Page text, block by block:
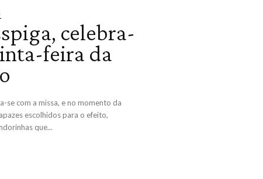
celebra-
feira da
se com a missa, e no momento da
escolhidos para o efeito,
que...